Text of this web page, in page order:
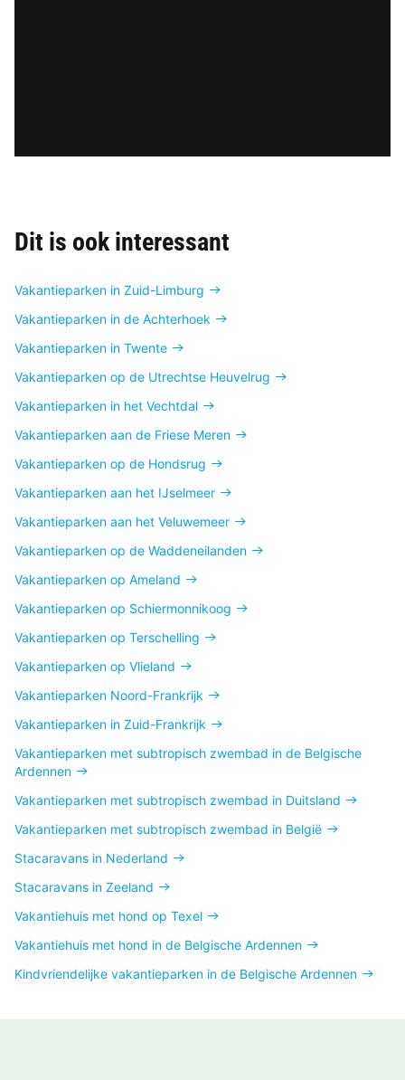
Dit is ook interessant
Vakantieparken in Zuid-Limburg
Vakantieparken in de Achterhoek
Vakantieparken in Twente
Vakantieparken op de Utrechtse Heuvelrug
Vakantieparken in het Vechtdal
Vakantieparken aan de Friese Meren
Vakantieparken op de Hondsrug
Vakantieparken aan het IJselmeer
Vakantieparken aan het Veluwemeer
Vakantieparken op de Waddeneilanden
Vakantieparken op Ameland
Vakantieparken op Schiermonnikoog
Vakantieparken op Terschelling
Vakantieparken op Vlieland
Vakantieparken Noord-Frankrijk
Vakantieparken in Zuid-Frankrijk
Vakantieparken met subtropisch zwembad in de Belgische
Ardennen
Vakantieparken met subtropisch zwembad in Duitsland
Vakantieparken met subtropisch zwembad in België
Stacaravans in Nederland
Stacaravans in Zeeland
Vakantiehuis met hond op Texel
Vakantiehuis met hond in de Belgische Ardennen
Kindvriendelijke vakantieparken in de Belgische Ardennen